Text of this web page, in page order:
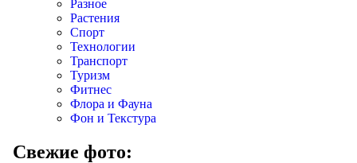
Разное
Растения
Спорт
Технологии
Транспорт
Туризм
Фитнес
Флора и Фауна
Фон и Текстура
Свежие фото: